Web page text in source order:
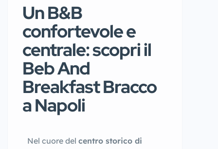
Un B&B
confortevole e
centrale: scopri il
Beb And
Breakfast Bracco
a Napoli
Nel cuore del centro storico di